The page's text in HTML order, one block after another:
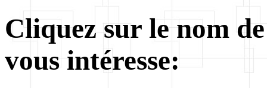
Cliquez sur le nom
vous intéresse: